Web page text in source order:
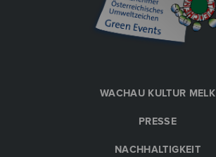
WACHAU KULTUR MELK
PRESSE
NACHHALTIGKEIT